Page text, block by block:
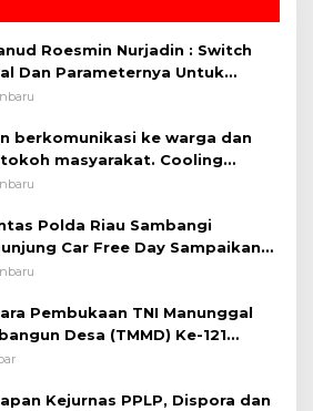
Roesmin Nurjadin : Switch
Dan Parameternya Untuk
✈
berkomunikasi ke warga dan
masyarakat. Cooling
OMP LK ²024 Polsek Rumbai,
Memelihara dan Menjaga
Kondusif
Polda Riau Sambangi
Car Free Day Sampaikan
Edukasi Kamtibmas &
Pembukaan TNI Manunggal
Desa (TMMD) Ke-121
0313/KPR Tahun 2024) ?
Kejurnas PPLP, Dispora dan